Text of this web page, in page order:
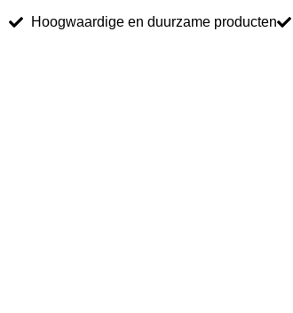
Hoogwaardige en duurzame producten